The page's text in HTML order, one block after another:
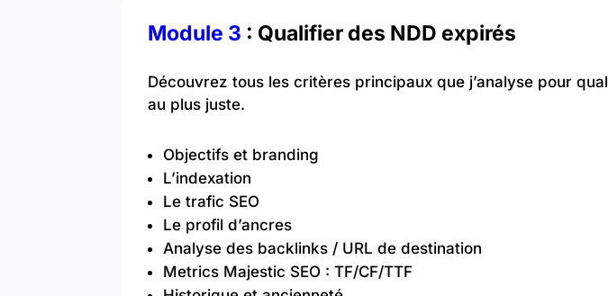
Module 3 : Qualifier des NDD expirés
Découvrez tous les critères principaux que j’analyse pour
au plus juste.
Objectifs et branding
L’indexation
Le trafic SEO
Le profil d’ancres
Analyse des backlinks / URL de destination
Metrics Majestic SEO : TF/CF/TTF